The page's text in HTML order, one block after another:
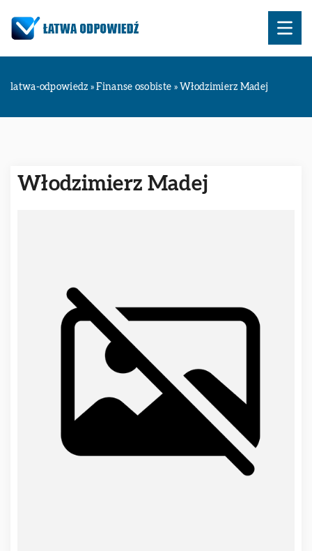
latwa-odpowiedz »Finanse osobiste » Włodzimierz Madej
Włodzimierz Madej